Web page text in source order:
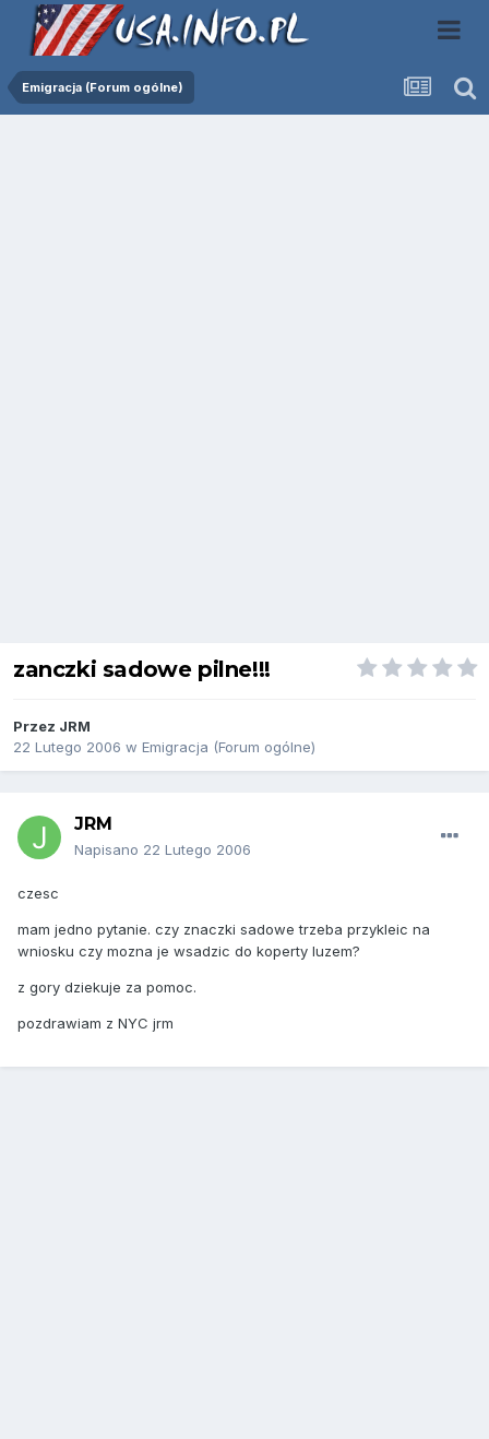
Emigracja (Forum ogólne)
zanczki sadowe pilne!!!
Przez JRM
22 Lutego 2006 w Emigracja (Forum ogólne)
JRM
Napisano 22 Lutego 2006
czesc
mam jedno pytanie. czy znaczki sadowe trzeba przykleic na
wniosku czy mozna je wsadzic do koperty luzem?
z gory dziekuje za pomoc.
pozdrawiam z NYC jrm